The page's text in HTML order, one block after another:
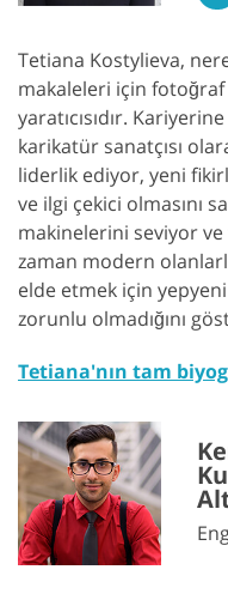
Tetiana Kostylieva,
makaleleri için
yaratıcısıdır.
karikatür sanatçısı
liderlik ediyor, yeni
ve ilgi çekici olmasını
makinelerini seviyor
zaman modern
elde etmek için
zorunlu olmadığını
Tetiana'nın tam